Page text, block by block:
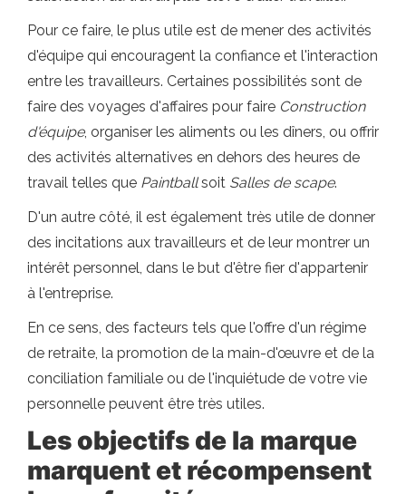
Pour ce faire, le plus utile est de mener des activités
d'équipe qui encouragent la confiance et l'interaction
entre les travailleurs. Certaines possibilités sont de
faire des voyages d'affaires pour faire Construction
d'équipe, organiser les aliments ou les dîners, ou offrir
des activités alternatives en dehors des heures de
travail telles que Paintballsoit Salles de scape.
D'un autre côté, il est également très utile de donner
des incitations aux travailleurs et de leur montrer un
intérêt personnel, dans le but d'être fier d'appartenir
à l'entreprise.
En ce sens, des facteurs tels que l'offre d'un régime
de retraite, la promotion de la main-d'œuvre et de la
conciliation familiale ou de l'inquiétude de votre vie
personnelle peuvent être très utiles.
Les objectifs de la marque
marquent et récompensent